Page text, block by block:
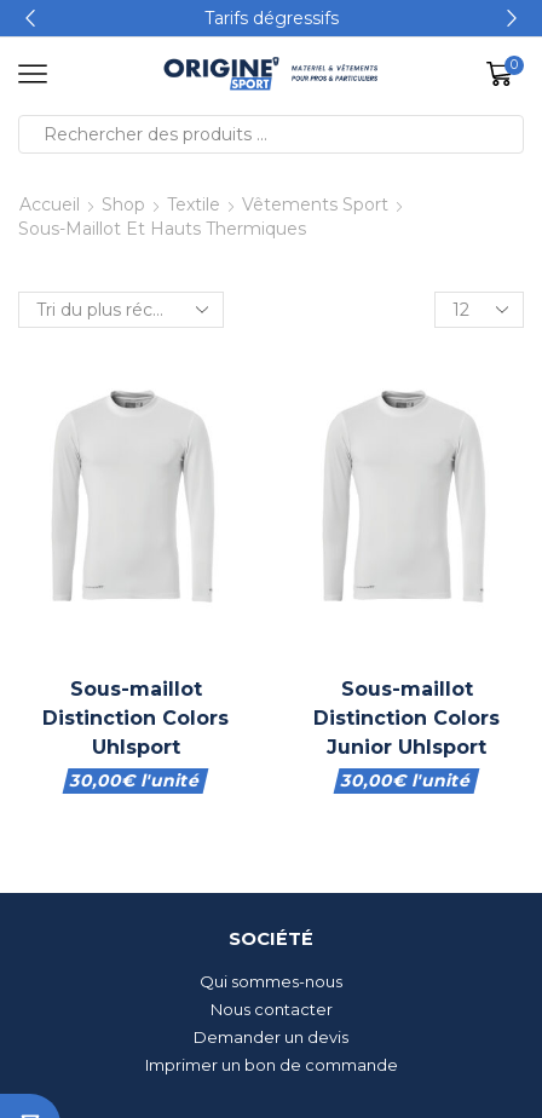
Tarifs dégressifs
0
Accueil Shop Textile
Vêtements Sport
Sous-Maillot Et Hauts Thermiques
Sous-maillot
Distinction Colors
Uhlsport
30,00€l'unité
Sous-maillot
Distinction Colors
Junior Uhlsport
30,00€l'unité
SOCIÉTÉ
Qui sommes-nous
Nous contacter
Demander un devis
Imprimer un bon de commande